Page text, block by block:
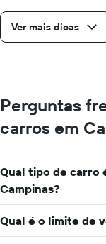
Ver mais dicas
Perguntas
carros em
Qual tipo de carro
Campinas?
Qual é o limite de